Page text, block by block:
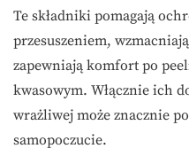
Te składniki pomagają
przesuszeniem,
zapewniają komfort po
kwasowym. Włącznie ich
wrażliwej może znacznie
samopoczucie.